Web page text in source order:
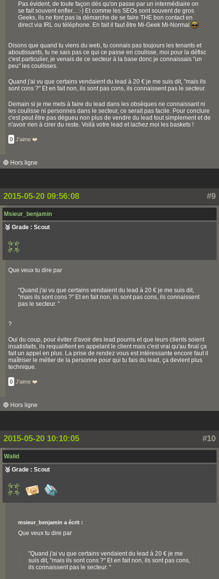
Pas évident, de toute façon dès qu'on passe par un intermédiaire on
se fait souvent enfler... :-) Et comme les SEOs sont souvent de gros
Geeks, ils ne font pas la démarche de se faire THE bon contact en
direct via IRL ou téléphone. En fait il faut être Mi-Geek Mi-Normal
Disons que quand tu viens du web, tu connais pas toujours les tenants et
aboutissants, tu ne sais pas ce qui ce passe en coulisse, moi pour la défisc
c'est particulier, je venais de ce secteur à la base donc je connaissais "un
peu" les coulisses.
Quand j'ai vu que certains vendaient du lead à 20 € je me suis dit, "mais ils
sont cons ?" Et en fait non, ils sont pas cons, ils connaissent pas le secteur.
Demain si je me mets à faire du lead dans les obsèques ne connaissant ni
les coulisse ni personnes dans le secteur, ce serait pas facile. Pour conclure
c'est peut être pas dégueu non plus de vendre du lead tout simplement et de
n'avoir rien à cirer du reste. Voilà votre lead et lachez moi les baskets !
0 J'aime ❤️
🔴 Hors ligne
#9
2015-05-20 09:56:08
Msieur_benjamin
🥉 Grade : Scout
Que veux tu dire par
"Quand j'ai vu que certains vendaient du lead à 20 € je me suis dit,
"mais ils sont cons ?" Et en fait non, ils sont pas cons, ils connaissent
pas le secteur. "
?
Oui du coup, pour éviter d'avoir des lead pourris et que leurs clients soient
insatisfaits, ils requalifient en appelant le client mais c'est vrai qu'au final ça
fait un appel en plus. La prise de rendez vous est intéressante encore faut il
maîtriser le métier de la personne pour qui tu fais du lead, ça devient plus
technique.
0 J'aime ❤️
🔴 Hors ligne
#10
2015-05-20 10:10:05
Walid
🥉 Grade : Scout
msieur_benjamin a écrit :
Que veux tu dire par
"Quand j'ai vu que certains vendaient du lead à 20 € je me
suis dit, "mais ils sont cons ?" Et en fait non, ils sont pas cons,
ils connaissent pas le secteur. "